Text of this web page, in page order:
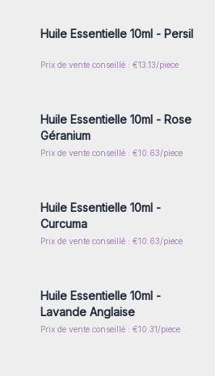
Huile Essentielle 10ml - Persil
Prix de vente conseillé : €13.13/piece
Connectez-vous ou inscrivez-
Huile Essentielle 10ml - Rose
Géranium
Prix de vente conseillé : €10.63/piece
Connectez-vous ou inscrivez-
Huile Essentielle 10ml -
Curcuma
Prix de vente conseillé : €10.63/piece
Connectez-vous ou inscrivez-
Huile Essentielle 10ml -
Lavande Anglaise
Prix de vente conseillé : €10.31/piece
Connectez-vous ou inscrivez-